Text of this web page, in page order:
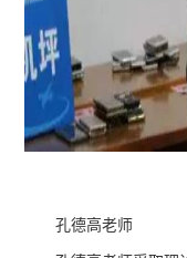
孔德高老师